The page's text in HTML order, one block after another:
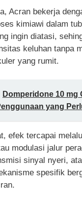
Acran bekerja
kimiawi dalam
ingin diatasi,
keluhan tanpa
yang rumit.
Domperidone 10 mg
yang
efek tercapai
modulasi jalur
sinyal nyeri,
spesifik